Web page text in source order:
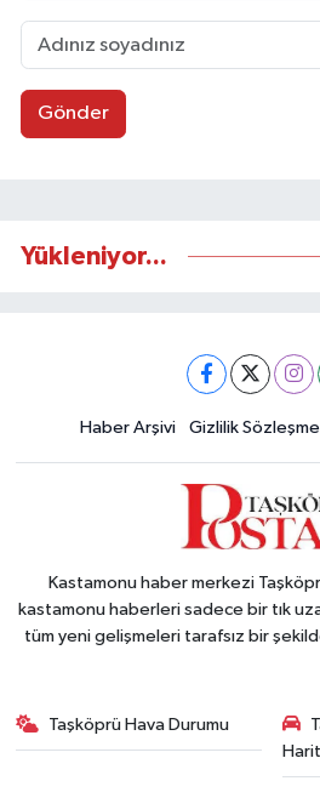
Gönder
Yükleniyor...
Haber Arşivi Gizlilik
Kastamonu haber merkezi
kastamonu haberleri sadece bir tık
tüm yeni gelişmeleri tarafsız bir
Taşköprü Hava Durumu